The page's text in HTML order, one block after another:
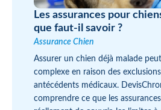
Les assurances pour
que faut-il savoir ?
Assurance Chien
Assurer un chien déjà malade
complexe en raison des
antécédents médicaux.
comprendre ce que les